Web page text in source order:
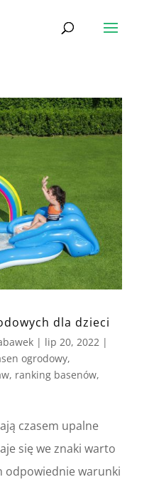
dla dzieci
| lip 20, 2022 |
ogrodowy,
, ranking basenów,
czasem upalne
się we znaki warto
odpowiednie warunki